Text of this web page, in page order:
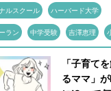
ルスクール ハーバード大学
ラン 中学受験 吉澤恵理
「子育て
るママ」